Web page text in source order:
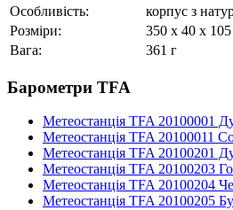
Особливість:
корпус з
Розміри:
350 x 40 x
Вага:
361 г
Барометри TFA
Метеостанція TFA 20100001
Метеостанція TFA 20100011
Метеостанція TFA 20100201
Метеостанція TFA 20100203
Метеостанція TFA 20100204
Метеостанція TFA 20100205